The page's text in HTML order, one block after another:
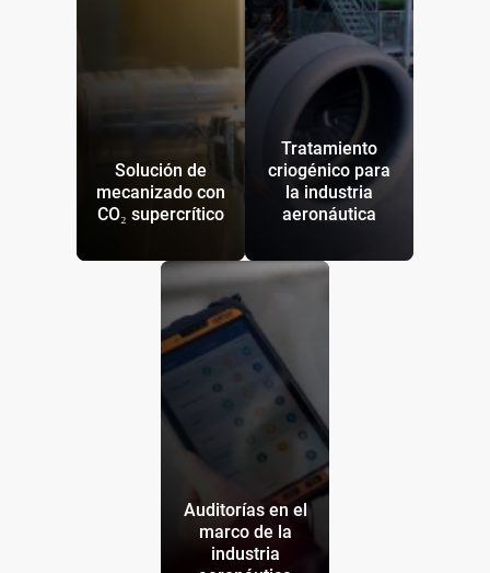
Solución de
mecanizado con
CO₂ supercrítico
Tratamiento
criogénico para
la industria
aeronáutica
Auditorías en el
marco de la
industria